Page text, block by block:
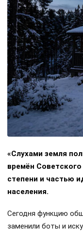
«Слухами земля
времён
степени и частью
населения.
Сегодня функцию
заменили боты и